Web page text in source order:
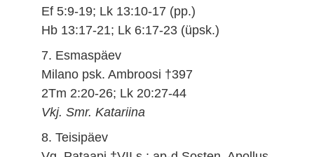
Ef 5:9-19; Lk 13:10-17 (pp.)
Hb 13:17-21; Lk 6:17-23 (üpsk.)
7. Esmaspäev
Milano psk. Ambroosi †397
2Tm 2:20-26; Lk 20:27-44
Vkj. Smr. Katariina
8. Teisipäev